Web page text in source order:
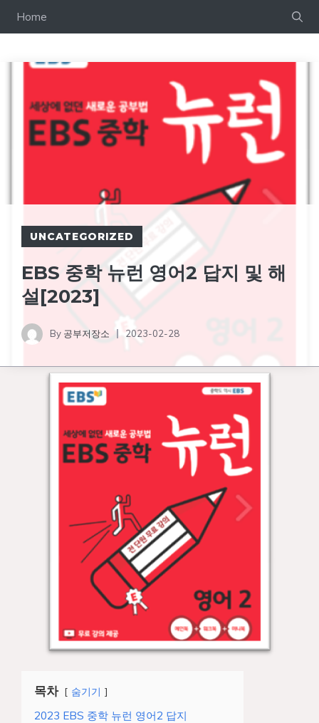
Home
UNCATEGORIZED
EBS 중학 뉴런 영어2 답지 및 해
설[2023]
By 공부저장소 2023-02-28
목차 숨기기
2023 EBS 중학 뉴런 영어2 답지